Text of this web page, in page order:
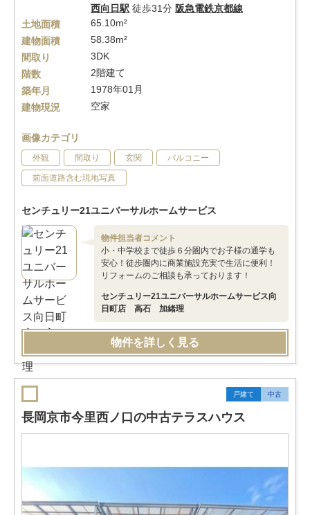
西向日駅 徒歩31分 阪急電鉄京都線
土地面積
65.10m²
建物面積
58.38m²
間取り
3DK
階数
2階建て
築年月
1978年01月
建物現況
空家
画像カテゴリ
外観 間取り 玄関 バルコニー
前面道路含む現地写真
センチュリー21ユニバーサルホームサービス
物件担当者コメント
小・中学校まで徒歩６分圏内でお子様の通学も
安心！徒歩圏内に商業施設充実で生活に便利！
リフォームのご相談も承っております！
センチュリー21ユニバーサルホームサービス向
日町店 高石 加緒理
物件を詳しく見る
戸建て 中古
長岡京市今里西ノ口の中古テラスハウス